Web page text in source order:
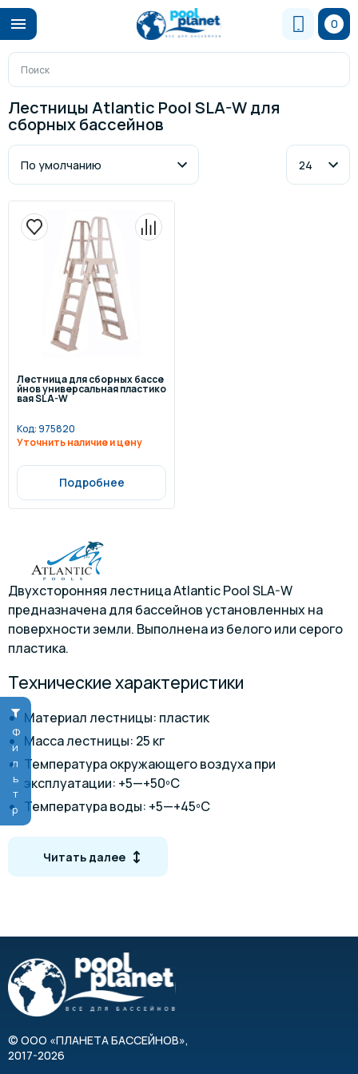
0
Фильтр
Лестницы Atlantic Pool SLA-W для
сборных бассейнов
Лестница для сборных бассе
йнов универсальная пластико
вая SLA-W
Код:975820
Уточнить наличие и цену
Подробнее
Двухсторонняя лестница Atlantic Pool SLA-W
предназначена для бассейнов установленных на
поверхности земли. Выполнена из белого или серого
пластика.
Технические характеристики
Материал лестницы: пластик
Масса лестницы: 25 кг
Температура окружающего воздуха при
эксплуатации: +5—+50ºС
Температура воды: +5—+45ºС
Масса нагрузки на лестницу (макс.): 120 кг
Объем упаковки: 0,233 м
Читать далее
© ООО «ПЛАНЕТА БАССЕЙНОВ»,
2017-2026